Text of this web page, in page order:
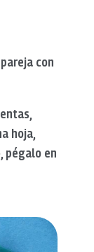
con
hoja,
pégalo en